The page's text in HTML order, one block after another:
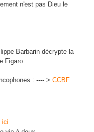
n'est pas Dieu le
Barbarin décrypte la
Figaro
: ---- > CCBF
ici